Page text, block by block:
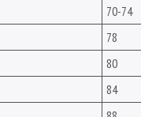
70-74
78
80
84